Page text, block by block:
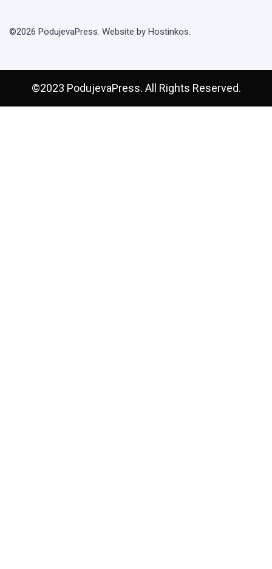
©2026 PodujevaPress. Website by Hostinkos.
©2023 PodujevaPress. All Rights Reserved.